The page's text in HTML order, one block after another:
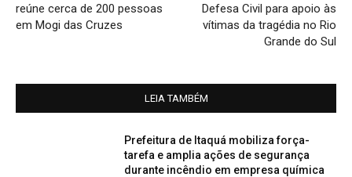
reúne cerca de 200 pessoas
em Mogi das Cruzes
Defesa Civil para apoio às
vítimas da tragédia no Rio
Grande do Sul
LEIA TAMBÉM
Prefeitura de Itaquá mobiliza força-
tarefa e amplia ações de segurança
durante incêndio em empresa química